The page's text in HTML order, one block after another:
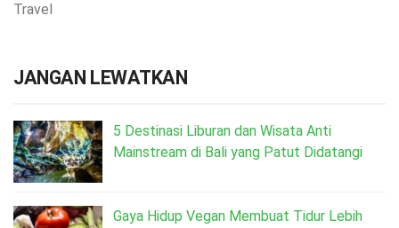
Travel
JANGAN LEWATKAN
5 Destinasi Liburan dan Wisata Anti
Mainstream di Bali yang Patut Didatangi
Gaya Hidup Vegan Membuat Tidur Lebih